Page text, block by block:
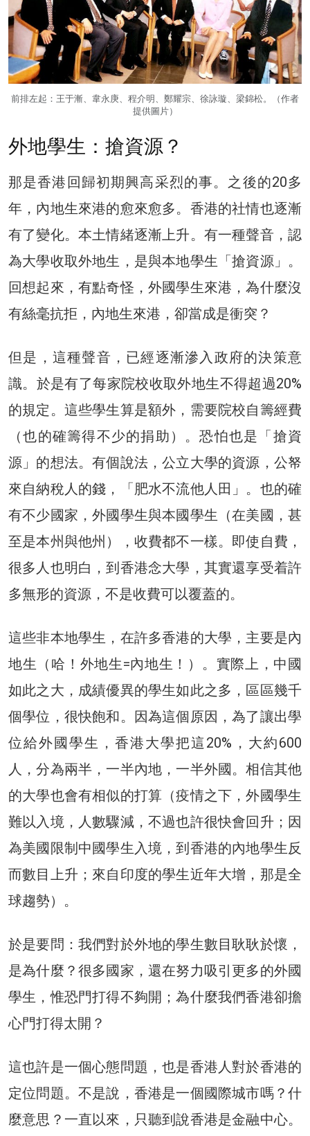
前排左起：王于漸、韋永庚、程介明、鄭耀宗、徐詠璇、梁錦松。（作者
提供圖片）
外地學生：搶資源？
那是香港回歸初期興高采烈的事。之後的20多
年，內地生來港的愈來愈多。香港的社情也逐漸
有了變化。本土情緒逐漸上升。有一種聲音，認
為大學收取外地生，是與本地學生「搶資源」。
回想起來，有點奇怪，外國學生來港，為什麼沒
有絲毫抗拒，內地生來港，卻當成是衝突？
但是，這種聲音，已經逐漸滲入政府的決策意
識。於是有了每家院校收取外地生不得超過20%
的規定。這些學生算是額外，需要院校自籌經費
（也的確籌得不少的捐助）。恐怕也是「搶資
源」的想法。有個說法，公立大學的資源，公帑
來自納稅人的錢，「肥水不流他人田」。也的確
有不少國家，外國學生與本國學生（在美國，甚
至是本州與他州），收費都不一樣。即使自費，
很多人也明白，到香港念大學，其實還享受着許
多無形的資源，不是收費可以覆蓋的。
這些非本地學生，在許多香港的大學，主要是內
地生（哈！外地生=內地生！）。實際上，中國
如此之大，成績優異的學生如此之多，區區幾千
個學位，很快飽和。因為這個原因，為了讓出學
位給外國學生，香港大學把這20%，大約600
人，分為兩半，一半內地，一半外國。相信其他
的大學也會有相似的打算（疫情之下，外國學生
難以入境，人數驟減，不過也許很快會回升；因
為美國限制中國學生入境，到香港的內地學生反
而數目上升；來自印度的學生近年大增，那是全
球趨勢）。
於是要問：我們對於外地的學生數目耿耿於懷，
是為什麼？很多國家，還在努力吸引更多的外國
學生，惟恐門打得不夠開；為什麼我們香港卻擔
心門打得太開？
這也許是一個心態問題，也是香港人對於香港的
定位問題。不是說，香港是一個國際城市嗎？什
麼意思？一直以來，只聽到說香港是金融中心。